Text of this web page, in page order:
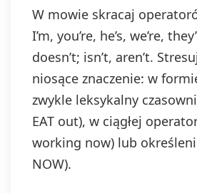
W mowie skracaj
I’m, you’re, he’s, we’re,
doesn’t; isn’t, aren’t.
niosące znaczenie: w
zwykle leksykalny
EAT out), w ciągłej
working now) lub
NOW).